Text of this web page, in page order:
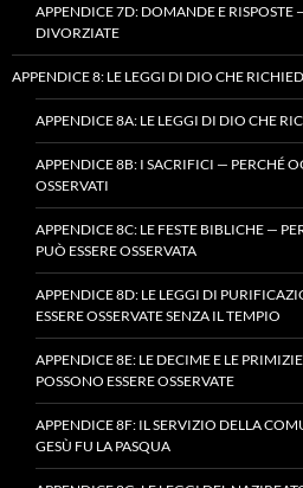
APPENDICE 7D: DOMANDE E
DIVORZIATE
APPENDICE 8: LE LEGGI DI DIO CHE
APPENDICE 8A: LE LEGGI DI DIO CHE
APPENDICE 8B: I SACRIFICI — PERCHÉ
OSSERVATI
APPENDICE 8C: LE FESTE BIBLICHE —
PUÒ ESSERE OSSERVATA
APPENDICE 8D: LE LEGGI DI
ESSERE OSSERVATE SENZA IL TEMPIO
APPENDICE 8E: LE DECIME E LE
POSSONO ESSERE OSSERVATE
APPENDICE 8F: IL SERVIZIO DELLA
GESÙ FU LA PASQUA